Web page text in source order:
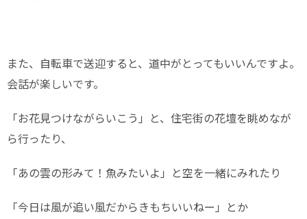
また、自転車で送迎すると、道中がとってもいいんですよ。
会話が楽しいです。
「お花見つけながらいこう」と、住宅街の花壇を眺めなが
ら行ったり、
「あの雲の形みて！魚みたいよ」と空を一緒にみれたり
「今日は風が追い風だからきもちいいねー」とか